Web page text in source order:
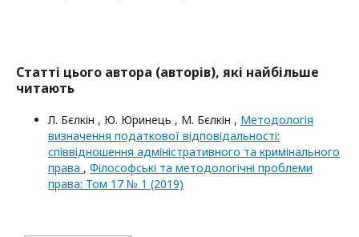
Статті цього автора (авторів), які найбільше
читають
Л. Бєлкін , Ю. Юринець , М. Бєлкін , Методологія
визначення податкової відповідальності:
співвідношення адміністративного та кримінального
права , Філософські та методологічні проблеми
права: Том 17 № 1 (2019)